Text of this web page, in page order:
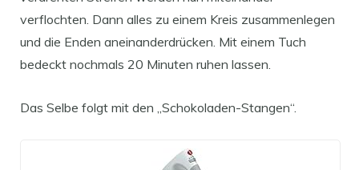
verflochten. Dann alles zu einem Kreis zusammenlegen
und die Enden aneinanderdrücken. Mit einem Tuch
bedeckt nochmals 20 Minuten ruhen lassen.
Das Selbe folgt mit den „Schokoladen-Stangen“.